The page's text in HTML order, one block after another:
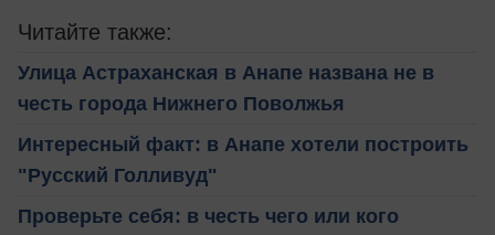
Читайте также:
Улица Астраханская в Анапе названа не в
честь города Нижнего Поволжья
Интересный факт: в Анапе хотели построить
"Русский Голливуд"
Проверьте себя: в честь чего или кого